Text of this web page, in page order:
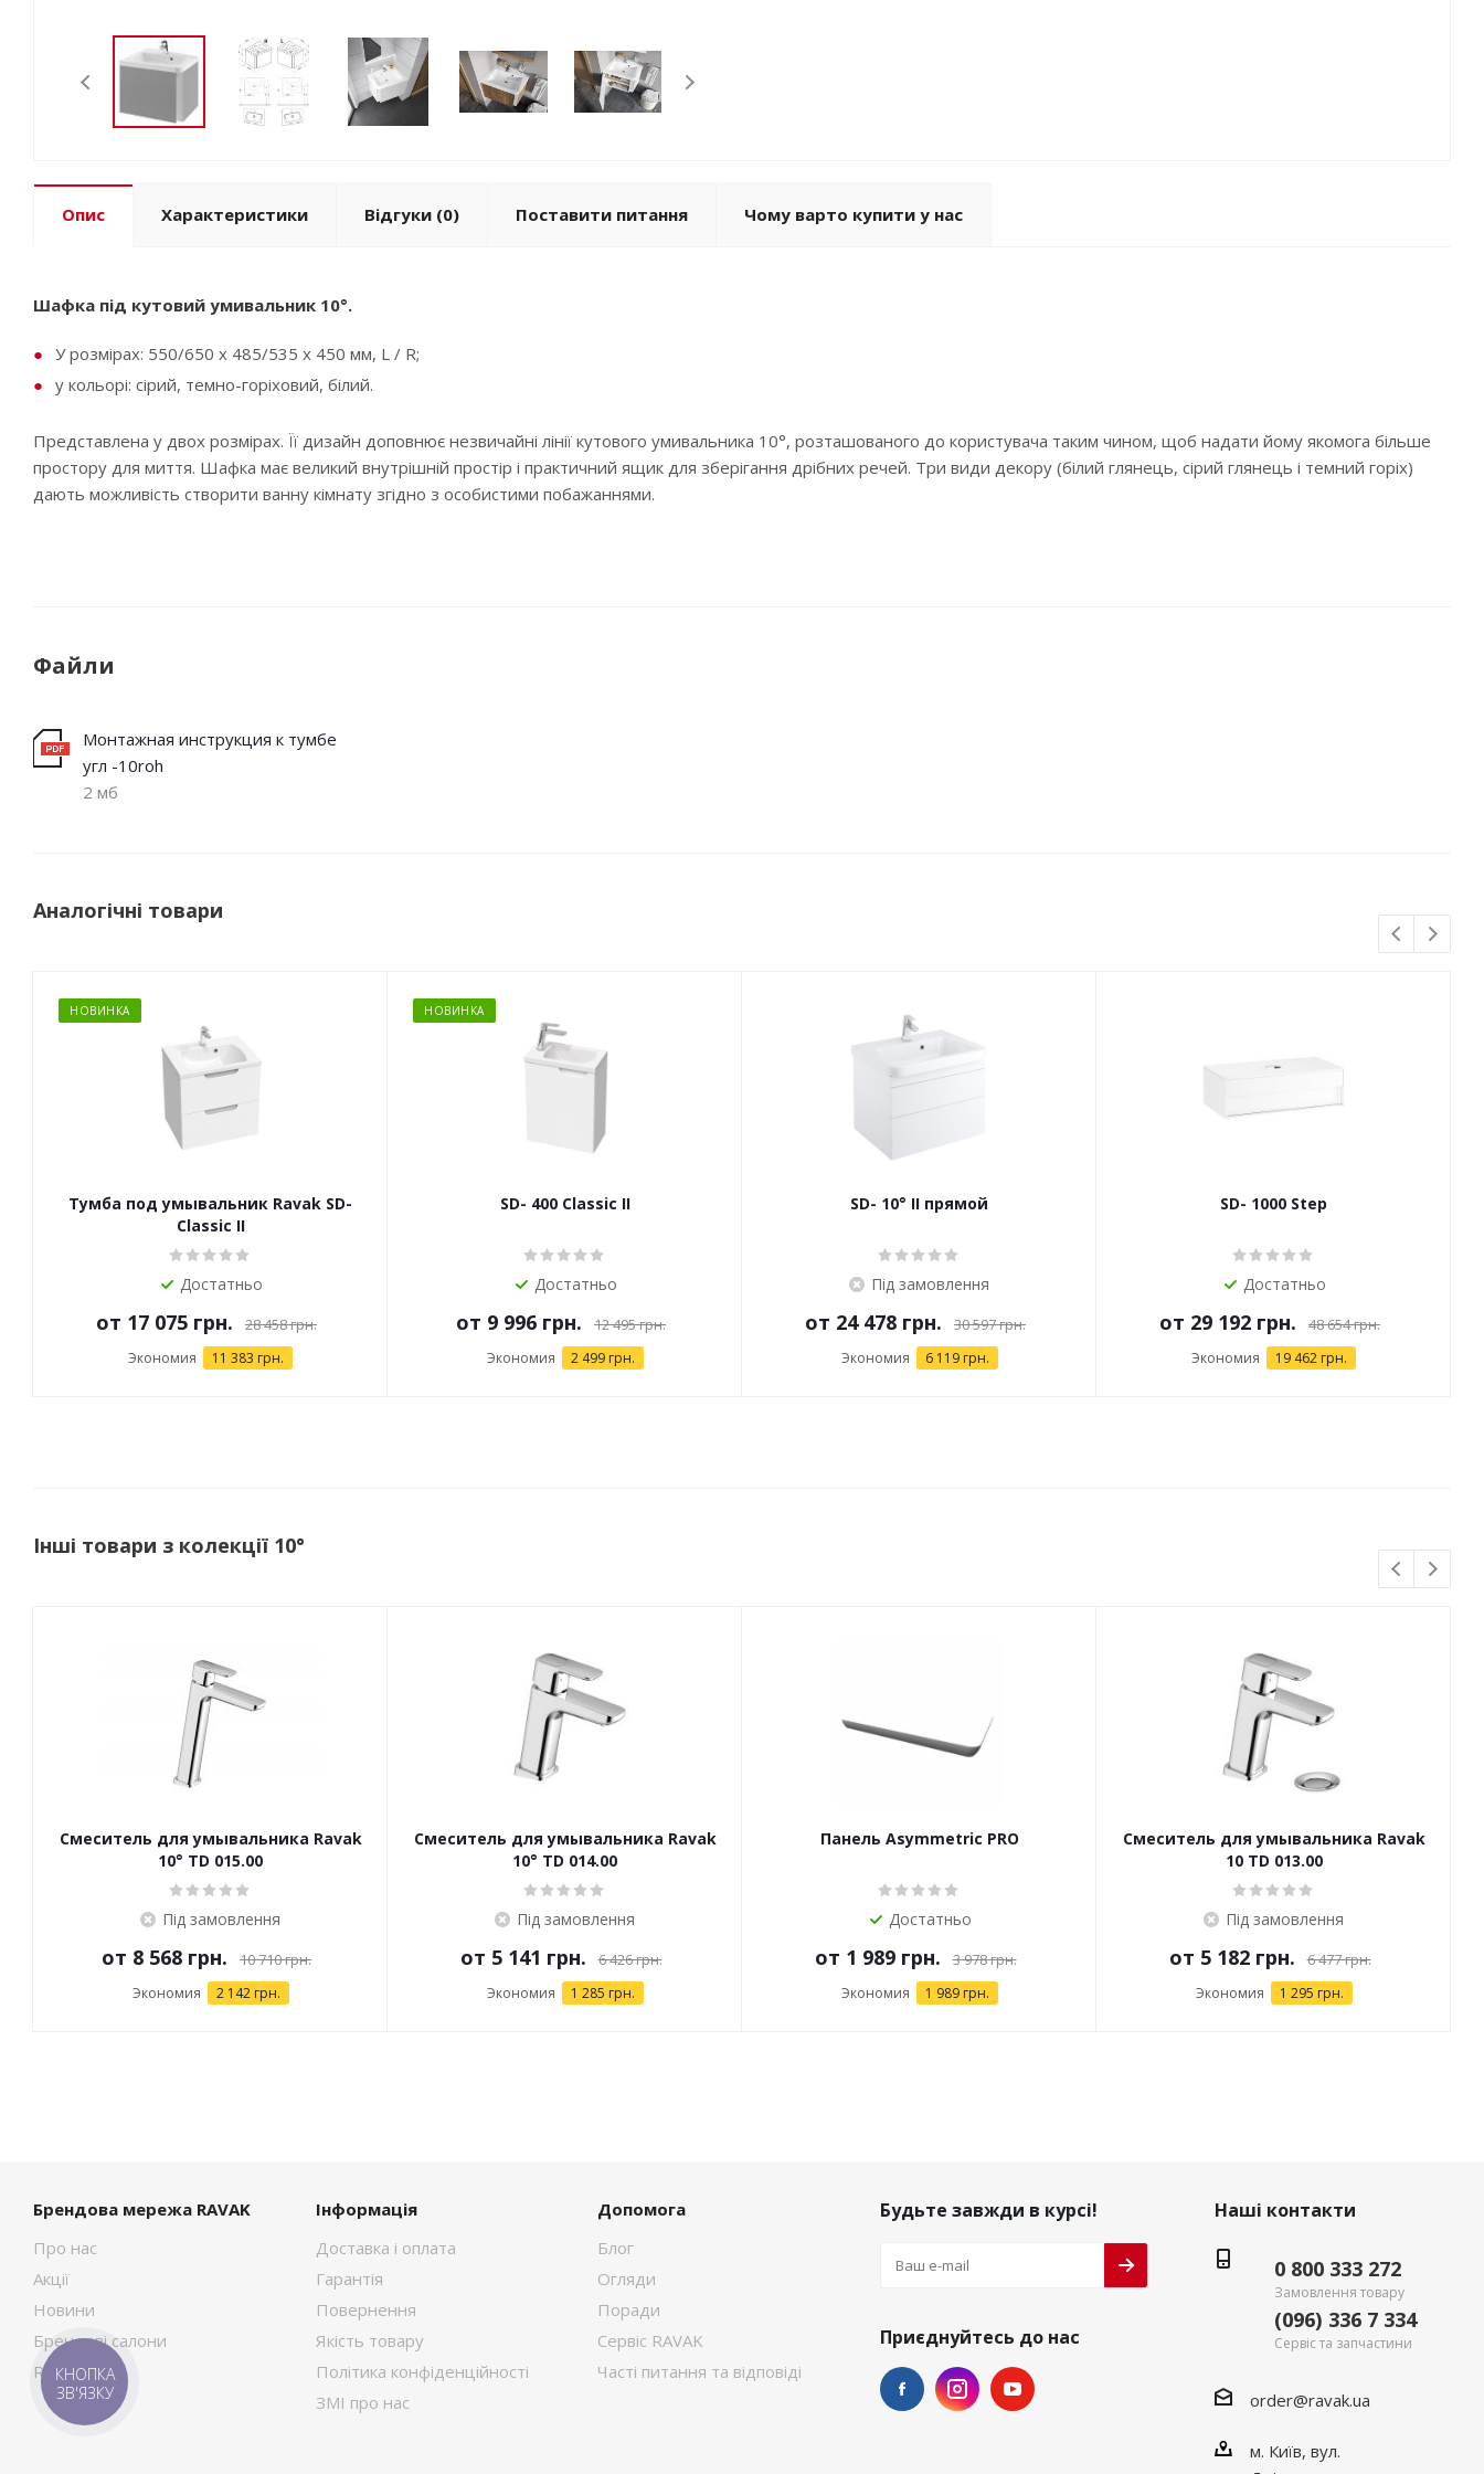
Опис Характеристики Відгуки (0) Поставити питання Чому варто купити у нас
Шафка під кутовий умивальник 10°.
У розмірах: 550/650 x 485/535 x 450 мм, L / R;
у кольорі: сірий, темно-горіховий, білий.
Представлена у двох розмірах. Її дизайн доповнює незвичайні лінії кутового умивальника 10°, розташованого до користувача таким чином, щоб надати йому якомога більше
простору для миття. Шафка має великий внутрішній простір і практичний ящик для зберігання дрібних речей. Три види декору (білий глянець, сірий глянець і темний горіх)
дають можливість створити ванну кімнату згідно з особистими побажаннями.
Файли
Монтажная инструкция к тумбе
угл -10roh
2 мб
Аналогічні товари
НОВИНКА
Тумба под умывальник Ravak SD-
Classic II
Достатньо
от 17 075 грн. 28 458 грн.
Экономия 11 383 грн.
НОВИНКА
SD- 400 Classic II
Достатньо
от 9 996 грн. 12 495 грн.
Экономия 2 499 грн.
SD- 10° II прямой
Під замовлення
от 24 478 грн. 30 597 грн.
Экономия 6 119 грн.
SD- 1000 Step
Достатньо
от 29 192 грн. 48 654 грн.
Экономия 19 462 грн.
Інші товари з колекції 10°
Смеситель для умывальника Ravak
10° TD 015.00
Під замовлення
от 8 568 грн. 10 710 грн.
Экономия 2 142 грн.
Смеситель для умывальника Ravak
10° TD 014.00
Під замовлення
от 5 141 грн. 6 426 грн.
Экономия 1 285 грн.
Панель Asymmetric PRO
Достатньо
от 1 989 грн. 3 978 грн.
Экономия 1 989 грн.
Смеситель для умывальника Ravak
10 TD 013.00
Під замовлення
от 5 182 грн. 6 477 грн.
Экономия 1 295 грн.
Брендова мережа RAVAK
Про нас
Акції
Новини
Брендові салони
RAVAK Сток
Інформація
Доставка і оплата
Гарантія
Повернення
Якість товару
Політика конфіденційності
ЗМІ про нас
Допомога
Блог
Огляди
Поради
Сервіс RAVAK
Часті питання та відповіді
Будьте завжди в курсі!
Приєднуйтесь до нас
Наші контакти
0 800 333 272
Замовлення товару
(096) 336 7 334
Сервіс та запчастини
order@ravak.ua
м. Київ, вул.
КНОПКА
ЗВ'ЯЗКУ